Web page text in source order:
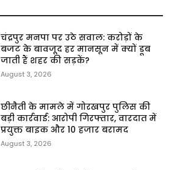
चंद्रपुर मनपा पर उठे सवाल: करोड़ों के
बजट के बावजूद हर मानसून में क्यों डूब
जाती हैं शहर की सड़कें?
August 3, 2026
छीनैती के मामले में गोरखपुर पुलिस की
बड़ी कार्रवाई: आरोपी गिरफ्तार, वारदात में
प्रयुक्त बाइक और ₹10 हजार बरामद
August 3, 2026